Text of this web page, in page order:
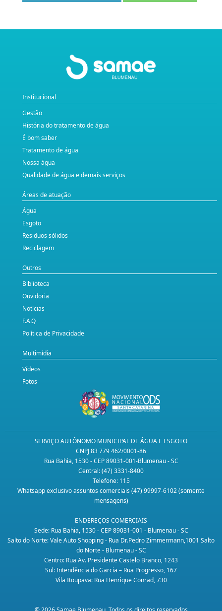
Institucional
Gestão
História do tratamento de água
É bom saber
Tratamento de água
Nossa água
Qualidade de água e demais serviços
Áreas de atuação
Água
Esgoto
Residuos sólidos
Reciclagem
Outros
Biblioteca
Ouvidoria
Notícias
F.A.Q
Política de Privacidade
Multimídia
Vídeos
Fotos
SERVIÇO AUTÔNOMO MUNICIPAL DE ÁGUA E ESGOTO
CNPJ 83 779 462/0001-86
Rua Bahia, 1530 - CEP 89031-001-Blumenau - SC
Central: (47) 3331-8400
Telefone: 115
Whatsapp exclusivo assuntos comerciais (47) 99997-6102 (somente
mensagens)
ENDEREÇOS COMERCIAIS
Sede: Rua Bahia, 1530 - CEP 89031-001 - Blumenau - SC
Salto do Norte: Vale Auto Shopping - Rua Dr.Pedro Zimmermann,1001 Salto
do Norte - Blumenau - SC
Centro: Rua Av. Presidente Castelo Branco, 1243
Sul: Intendência do Garcia – Rua Progresso, 167
Vila Itoupava: Rua Henrique Conrad, 730